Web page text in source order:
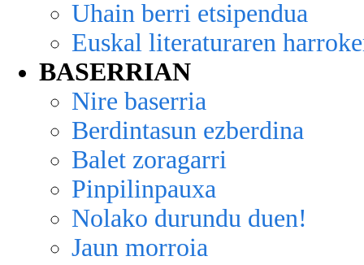
Uhain berri etsipendua
Euskal literaturaren
BASERRIAN
Nire baserria
Berdintasun ezberdina
Balet zoragarri
Pinpilinpauxa
Nolako durundu duen!
Jaun morroia